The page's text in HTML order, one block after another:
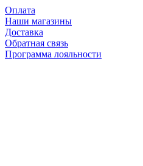
Оплата
Наши магазины
Доставка
Обратная связь
Программа лояльности